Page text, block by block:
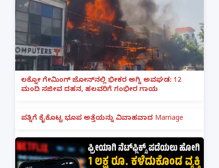
ಲಕ್ನೋ ಗೇಮಿಂಗ್ ಜೋನ್‌ನಲ್ಲಿ ಭೀಕರ ಅಗ್ನಿ ಅವಘಡ: 12
ಮಂದಿ ಸಜೀವ ದಹನ, ಹಲವರಿಗೆ ಗಂಭೀರ ಗಾಯ
ಪತ್ನಿಗೆ ಕೈಕೊಟ್ಟ ಭೂಪ ಅತ್ತೆಯನ್ನು ವಿವಾಹವಾದ Marriage